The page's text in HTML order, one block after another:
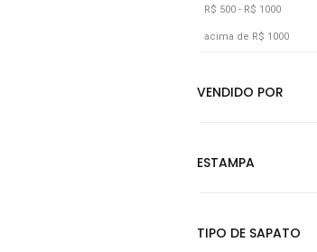
Laranja
Listra
Multicolorido
R$ 500 - R$ 1000
acima de R$ 1000